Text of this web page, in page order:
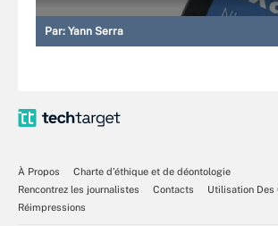
Par: Yann Serra
À Propos
Charte d’éthique et de déontologie
Rencontrez les journalistes
Contacts
Utilisation Des
Réimpressions